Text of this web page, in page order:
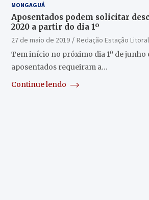
MONGAGUÁ
Aposentados podem solicitar
2020 a partir do dia 1º
27 de maio de 2019
Redação Estação
Tem início no próximo dia 1º de junho
aposentados requeiram a…
Continue lendo